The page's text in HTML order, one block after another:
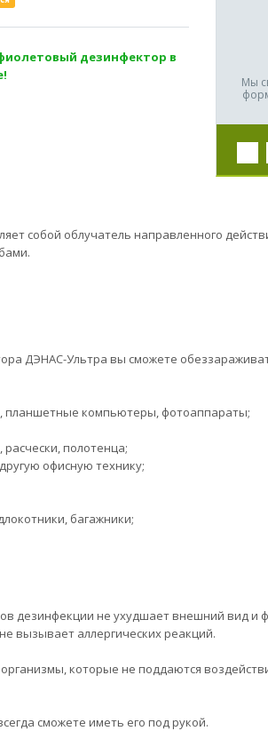
дезинфектор в
Мы
собой облучатель направленного
ДЭНАС-Ультра вы сможете
компьютеры, фотоаппараты;
полотенца;
офисную технику;
багажники;
дезинфекции не ухудшает внешний вид и
вызывает аллергических реакций.
которые не поддаются
сможете иметь его под рукой.